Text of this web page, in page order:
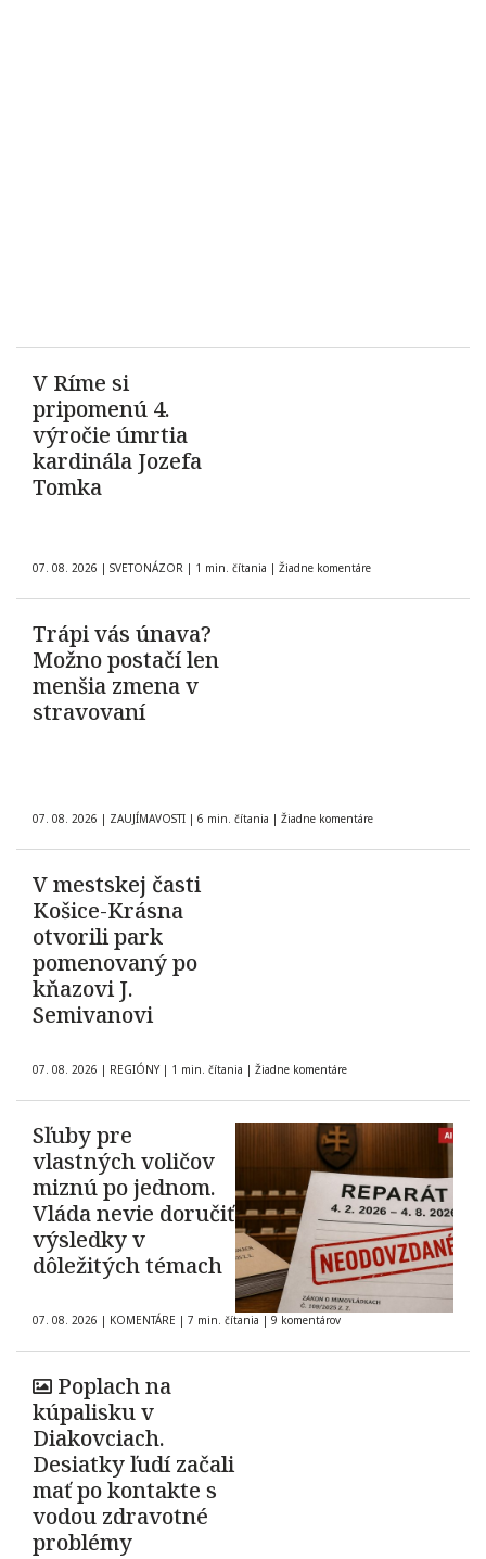
V Ríme si
pripomenú 4.
výročie úmrtia
kardinála Jozefa
Tomka
07. 08. 2026 | SVETONÁZOR | 1 min. čítania | Žiadne komentáre
Trápi vás únava?
Možno postačí len
menšia zmena v
stravovaní
07. 08. 2026 | ZAUJÍMAVOSTI | 6 min. čítania | Žiadne komentáre
V mestskej časti
Košice-Krásna
otvorili park
pomenovaný po
kňazovi J.
Semivanovi
07. 08. 2026 | REGIÓNY | 1 min. čítania | Žiadne komentáre
Sľuby pre
vlastných voličov
miznú po jednom.
Vláda nevie doručiť
výsledky v
dôležitých témach
07. 08. 2026 | KOMENTÁRE | 7 min. čítania | 9 komentárov
Poplach na
kúpalisku v
Diakovciach.
Desiatky ľudí začali
mať po kontakte s
vodou zdravotné
problémy